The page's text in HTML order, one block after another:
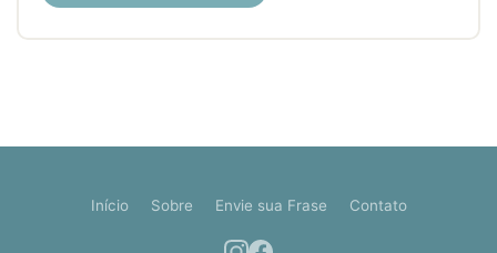
Início Sobre Envie sua Frase Contato